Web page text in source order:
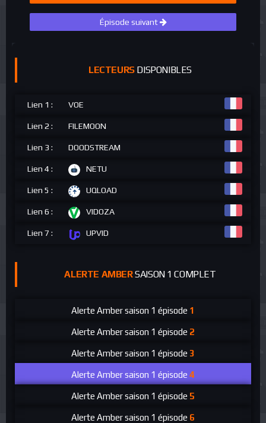
Épisode suivant
LECTEURSDISPONIBLES
Lien 1 : VOE
Lien 2 : FILEMOON
Lien 3 : DOODSTREAM
Lien 4 : NETU
Lien 5 : UQLOAD
Lien 6 : VIDOZA
Lien 7 : UPVID
ALERTE AMBERSAISON 1 COMPLET
Alerte Ambersaison 1 épisode 1
Alerte Ambersaison 1 épisode 2
Alerte Ambersaison 1 épisode 3
Alerte Ambersaison 1 épisode 4
Alerte Ambersaison 1 épisode 5
Alerte Ambersaison 1 épisode 6